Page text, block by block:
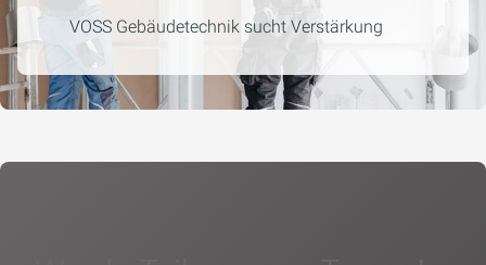
VOSS Gebäudetechnik sucht Verstärkung